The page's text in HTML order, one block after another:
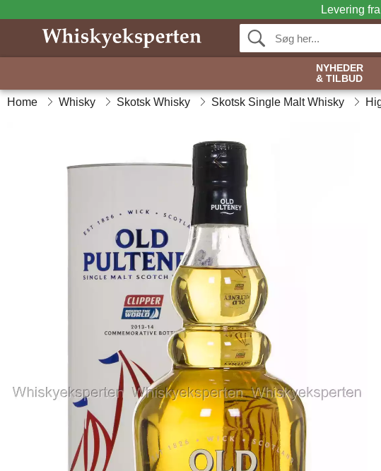
Levering
NYHEDER
& TILBUD
Home Whisky Skotsk Whisky Skotsk Single Malt Whisky